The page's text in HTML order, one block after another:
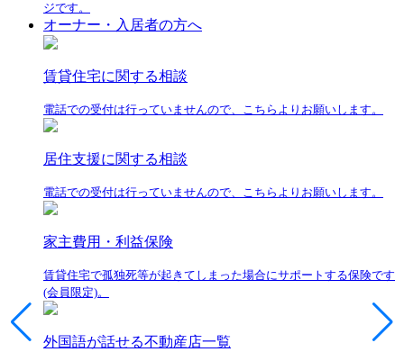
ジです。
オーナー・入居者の方へ
賃貸住宅に関する相談
電話での受付は行っていませんので、こちらよりお願いします。
居住支援に関する相談
電話での受付は行っていませんので、こちらよりお願いします。
家主費用・利益保険
賃貸住宅で孤独死等が起きてしまった場合にサポートする保険です
(会員限定)。
外国語が話せる不動産店一覧